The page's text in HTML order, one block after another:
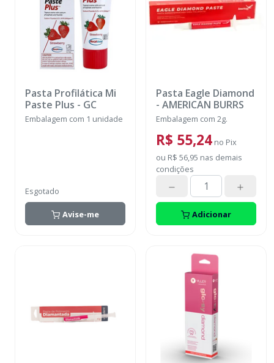
Pasta Profilática Mi
Paste Plus - GC
Embalagem com 1 unidade
Esgotado
Avise-me
Pasta Eagle Diamond
- AMERICAN BURRS
Embalagem com 2g.
R$ 55,24 no Pix
ou R$ 56,95 nas demais
condições
Adicionar